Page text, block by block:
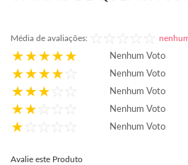
Média de avaliações:
Nenhum Voto
Nenhum Voto
Nenhum Voto
Nenhum Voto
Nenhum Voto
Avalie este Produto